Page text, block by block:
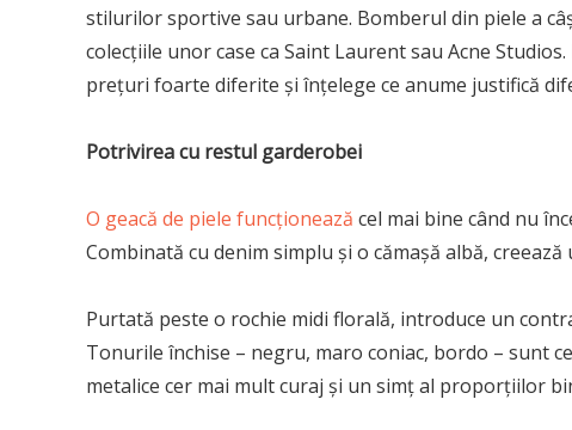
stilurilor sportive sau urbane. Bomberul din piele a
colecțiile unor case ca Saint Laurent sau Acne
prețuri foarte diferite și înțelege ce anume justifică
Potrivirea cu restul garderobei
O geacă de piele funcționează cel mai bine când nu
Combinată cu denim simplu și o cămașă albă,
Purtată peste o rochie midi florală, introduce un
Tonurile închise – negru, maro coniac, bordo – sunt
metalice cer mai mult curaj și un simț al proporțiilor